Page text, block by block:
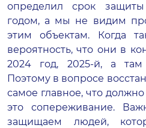
определил срок
годом, а мы не видим
этим объектам. Когда
вероятность, что они в
2024 год, 2025-й, а
Поэтому в вопросе
самое главное, что
это сопереживание.
защищаем людей,